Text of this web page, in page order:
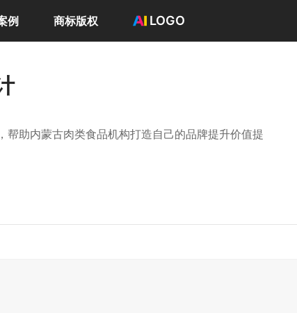
例 商标版权 LOGO
登录 / 注册
帮助内蒙古肉类食品机构打造自己的品牌提升价值提
途；